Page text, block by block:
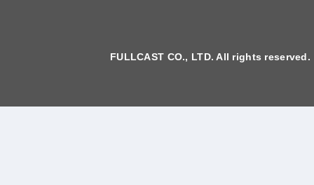
FULLCAST CO., LTD. All rights reserved.